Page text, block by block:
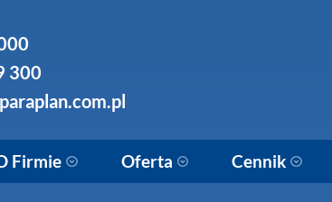
300
Firmie Oferta Cennik